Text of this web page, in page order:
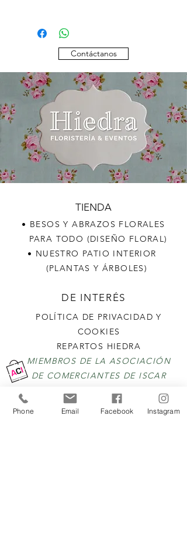
consultar disponibilidad.
Contáctanos
TIENDA
• BESOS Y ABRAZOS FLORALES
PARA TODO (DISEÑO FLORAL)
• NUESTRO PATIO INTERIOR
(PLANTAS Y ÁRBOLES)
DE INTERÉS
POLÍTICA DE PRIVACIDAD Y
COOKIES
REPARTOS HIEDRA
MIEMBROS DE LA ASOCIACIÓN
DE COMERCIANTES DE ISCAR
SELLO CALIDAD
Phone Email Facebook Instagram